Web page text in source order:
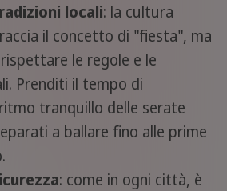
locali: la cultura
il concetto di "fiesta", ma
le regole e le
Prenditi il tempo di
tranquillo delle serate
a ballare fino alle prime
: come in ogni città, è